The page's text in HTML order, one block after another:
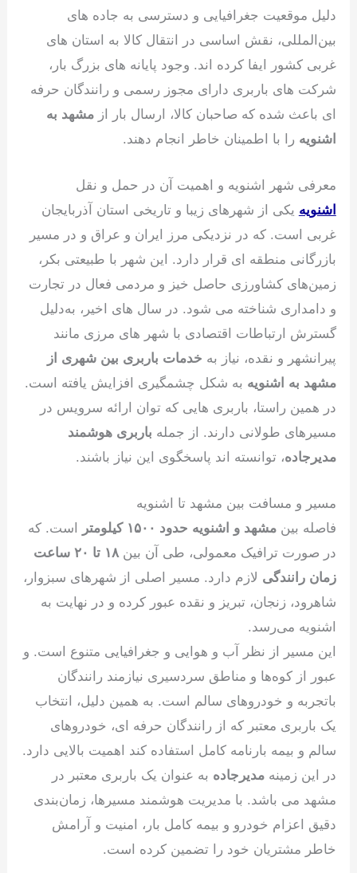
دلیل موقعیت جغرافیایی و دسترسی به جاده های
بین‌المللی، نقش اساسی در انتقال کالا به استان های
غربی کشور ایفا کرده اند. وجود پایانه های بزرگ بار،
شرکت های باربری دارای مجوز رسمی و رانندگان حرفه
ای باعث شده که صاحبان کالا، ارسال بار ازمشهد به
اشنویه را با اطمینان خاطر انجام دهند.
معرفی شهر اشنویه و اهمیت آن در حمل و نقل
اشنویه یکی از شهرهای زیبا و تاریخی استان آذربایجان
غربی است. که در نزدیکی مرز ایران و عراق و در مسیر
بازرگانی منطقه ای قرار دارد. این شهر با طبیعتی بکر،
زمین‌های کشاورزی حاصل خیز و مردمی فعال در تجارت
و دامداری شناخته می شود. در سال های اخیر، به‌دلیل
گسترش ارتباطات اقتصادی با شهر های مرزی مانند
پیرانشهر و نقده، نیاز به خدمات باربری بین شهری از
مشهد به اشنویه به شکل چشمگیری افزایش یافته است.
در همین راستا، باربری هایی که توان ارائه سرویس در
مسیرهای طولانی دارند. از جمله باربری هوشمند
مدیرجاده، توانسته اند پاسخگوی این نیاز باشند.
مسیر و مسافت بین مشهد تا اشنویه
فاصله بینمشهد و اشنویه حدود ۱۵۰۰ کیلومتر
است. که
در صورت ترافیک معمولی، طی آن بین
۱۸ تا ۲۰ ساعت
زمان رانندگی لازم دارد. مسیر اصلی از شهرهای سبزوار،
شاهرود، زنجان، تبریز و نقده عبور کرده و در نهایت به
اشنویه می‌رسد.
این مسیر از نظر آب‌ و‌ هوایی و جغرافیایی متنوع است. و
عبور از کوه‌ها و مناطق سردسیری نیازمند رانندگان
باتجربه و خودروهای سالم است. به همین دلیل، انتخاب
یک باربری معتبر که از رانندگان حرفه ای، خودروهای
سالم و بیمه بارنامه کامل استفاده کند اهمیت بالایی دارد.
در این زمینهمدیرجاده به عنوان یک باربری معتبر در
مشهد می باشد. با مدیریت هوشمند مسیرها، زمان‌بندی
دقیق اعزام خودرو و بیمه کامل بار، امنیت و آرامش
خاطر مشتریان خود را تضمین کرده است.